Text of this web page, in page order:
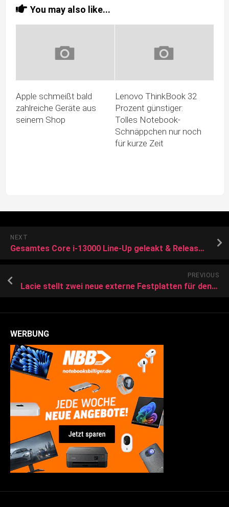
You may also like...
Apple schmeißt bald
zahlreiche Geräte aus
seinem Shop
Lenovo ThinkBook 32
Prozent günstiger:
Tolles Notebook-
Schnäppchen nur noch
für kurze Zeit
NEXT
Gesamtes Core i-13000 Line-Up geleakt & Releasetermin
PREVIOUS
Lacie stellt zwei neue externe Festplatten für den Mac vor
WERBUNG